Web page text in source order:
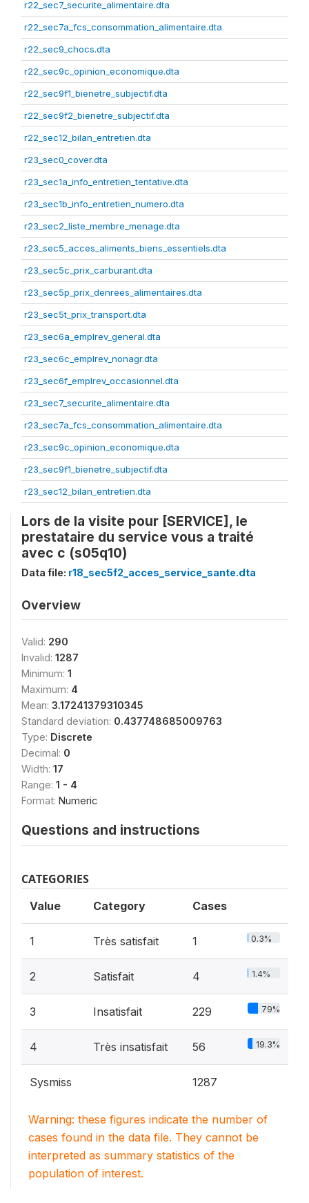
r22_sec7_securite_alimentaire.dta
r22_sec7a_fcs_consommation_alimentaire.dta
r22_sec9_chocs.dta
r22_sec9c_opinion_economique.dta
r22_sec9f1_bienetre_subjectif.dta
r22_sec9f2_bienetre_subjectif.dta
r22_sec12_bilan_entretien.dta
r23_sec0_cover.dta
r23_sec1a_info_entretien_tentative.dta
r23_sec1b_info_entretien_numero.dta
r23_sec2_liste_membre_menage.dta
r23_sec5_acces_aliments_biens_essentiels.dta
r23_sec5c_prix_carburant.dta
r23_sec5p_prix_denrees_alimentaires.dta
r23_sec5t_prix_transport.dta
r23_sec6a_emplrev_general.dta
r23_sec6c_emplrev_nonagr.dta
r23_sec6f_emplrev_occasionnel.dta
r23_sec7_securite_alimentaire.dta
r23_sec7a_fcs_consommation_alimentaire.dta
r23_sec9c_opinion_economique.dta
r23_sec9f1_bienetre_subjectif.dta
r23_sec12_bilan_entretien.dta
Lors de la visite pour [SERVICE], le
prestataire du service vous a traité
avec c (s05q10)
Data file: r18_sec5f2_acces_service_sante.dta
Overview
Valid: 290
Invalid: 1287
Minimum: 1
Maximum: 4
Mean: 3.17241379310345
Standard deviation: 0.437748685009763
Type: Discrete
Decimal: 0
Width: 17
Range: 1 - 4
Format: Numeric
Questions and instructions
CATEGORIES
Value Category Cases
1 Très satisfait 1 0.3%
2 Satisfait 4 1.4%
3 Insatisfait 229 79%
4 Très insatisfait 56 19.3%
Sysmiss 1287
Warning: these figures indicate the number of
cases found in the data file. They cannot be
interpreted as summary statistics of the
population of interest.